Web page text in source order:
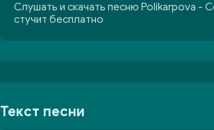
Слушать и скачать песню Polikarpova -
стучит бесплатно
Текст песни